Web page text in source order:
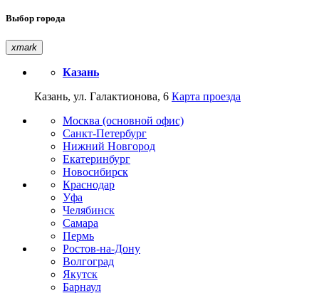
Выбор города
xmark
Казань
Казань, ул. Галактионова, 6 Карта проезда
Москва (основной офис)
Санкт-Петербург
Нижний Новгород
Екатеринбург
Новосибирск
Краснодар
Уфа
Челябинск
Самара
Пермь
Ростов-на-Дону
Волгоград
Якутск
Барнаул